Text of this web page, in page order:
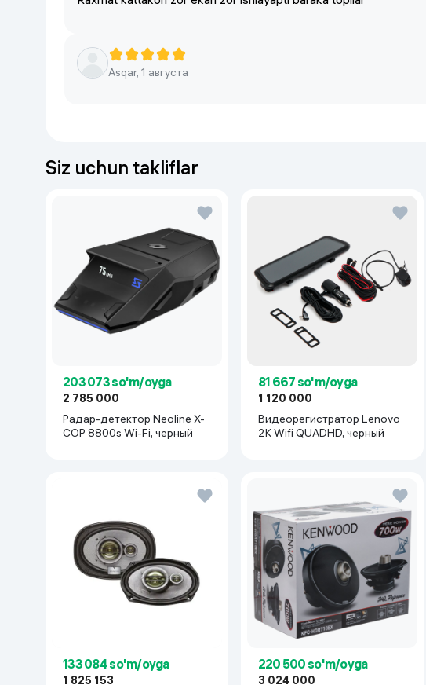
Asqar, 1 августа
Siz uchun takliflar
203 073 so'm/oyga
2 785 000
Радар-детектор Neoline X-
COP 8800s Wi-Fi, черный
81 667 so'm/oyga
1 120 000
Видеорегистратор Lenovo
2K Wifi QUADHD, черный
133 084 so'm/oyga
1 825 153
220 500 so'm/oyga
3 024 000